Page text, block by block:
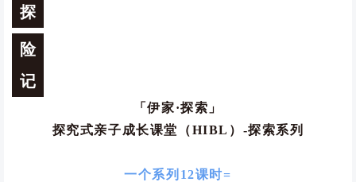
探
险
记
「伊家·探索」
探究式亲子成长课堂（HIBL）-探索系列
一个系列12课时=